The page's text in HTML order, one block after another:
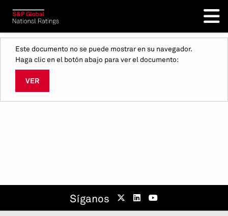
Este documento no se puede mostrar en su navegador.
Haga clic en el botón abajo para ver el documento:
VER
Síganos